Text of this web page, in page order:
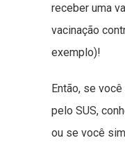
receber uma
vacinação
exemplo)!
Então, se
pelo SUS,
ou se você